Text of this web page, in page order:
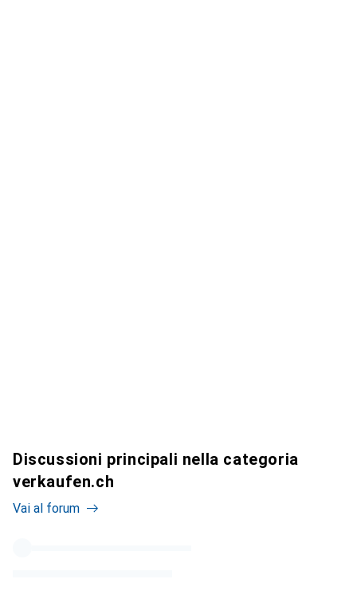
Discussioni principali nella categoria
verkaufen.ch
Vai al forum